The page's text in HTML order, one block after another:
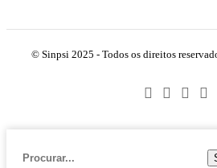
© Sinpsi 2025 - Todos os direitos